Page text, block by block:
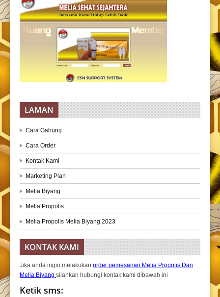
LAMAN
Cara Gabung
Cara Order
Kontak Kami
Marketing Plan
Melia Biyang
Melia Propolis
Melia Propolis Melia Biyang 2023
KONTAK KAMI
Jika anda ingin melakukan order pemesanan Melia Propolis Dan
Melia Biyang silahkan hubungi kontak kami dibawah ini
Ketik sms: